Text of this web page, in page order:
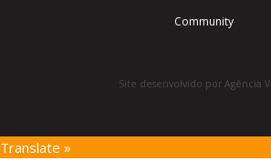
Community
Site desenvolvido por Agência
Translate »